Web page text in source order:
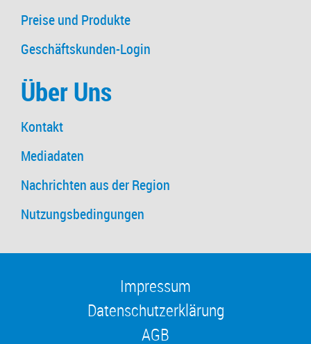
Preise und Produkte
Geschäftskunden-Login
Über Uns
Kontakt
Mediadaten
Nachrichten aus der Region
Nutzungsbedingungen
Impressum
Datenschutzerklärung
AGB